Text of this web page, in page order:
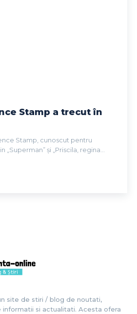
Stamp a trecut în
Stamp, cunoscut pentru
și „Priscila, regina...
site de stiri / blog de noutati,
informatii si actualitati. Acesta ofera